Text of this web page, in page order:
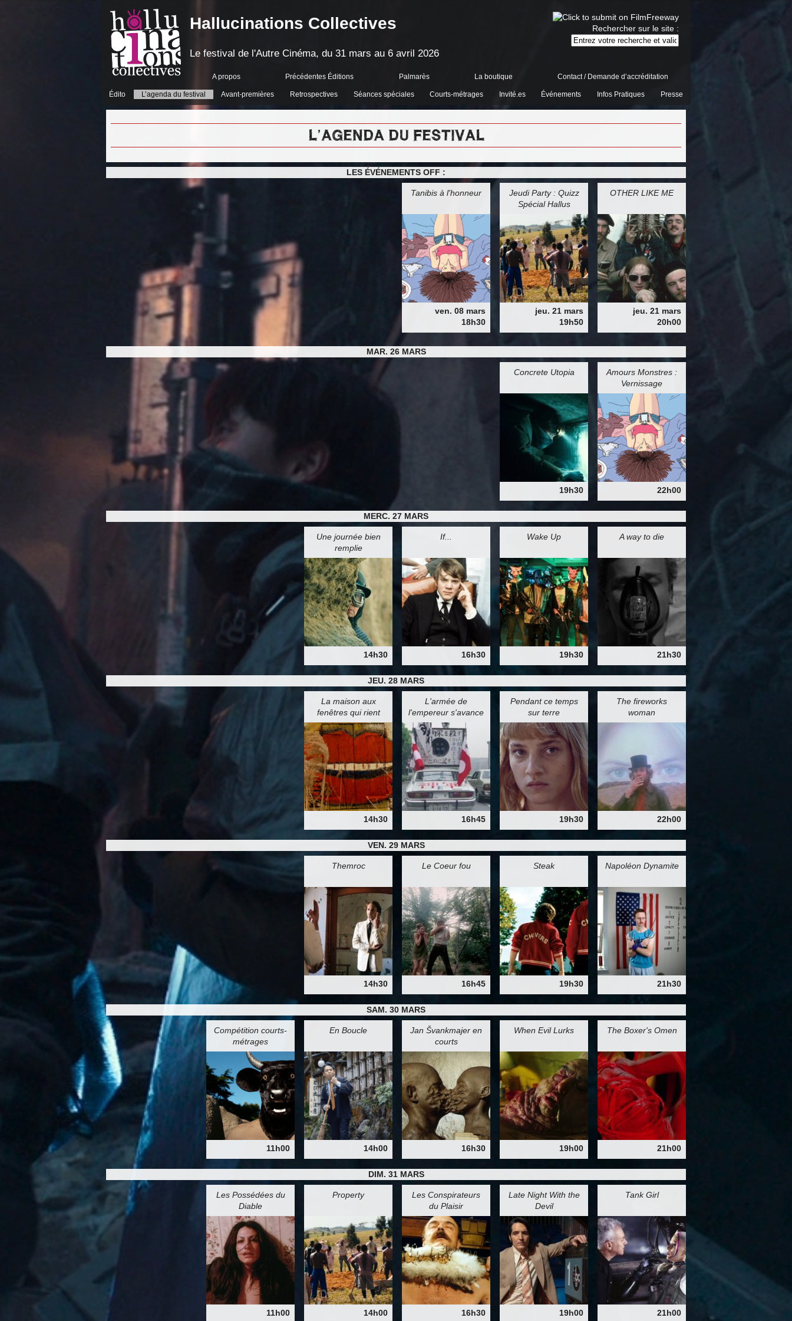
Rechercher sur le site :
Hallucinations Collectives
Le festival de l'Autre Cinéma, du 31 mars au 6 avril 2026
A propos Précédentes Éditions Palmarès La boutique Contact / Demande d’accréditation
Édito L’agenda du festival Avant-premières Retrospectives Séances spéciales Courts-métrages Invité.es Événements Infos Pratiques Presse
L’AGENDA DU FESTIVAL
LES ÉVÉNEMENTS OFF :
Tanibis à l'honneur
ven. 08 mars
18h30
Jeudi Party : Quizz
Spécial Hallus
jeu. 21 mars
19h50
OTHER LIKE ME
jeu. 21 mars
20h00
MAR. 26 MARS
Concrete Utopia
19h30
Amours Monstres :
Vernissage
22h00
MERC. 27 MARS
Une journée bien
remplie
14h30
If...
16h30
Wake Up
19h30
A way to die
21h30
JEU. 28 MARS
La maison aux
fenêtres qui rient
14h30
L'armée de
l'empereur s'avance
16h45
Pendant ce temps
sur terre
19h30
The fireworks
woman
22h00
VEN. 29 MARS
Themroc
14h30
Le Coeur fou
16h45
Steak
19h30
Napoléon Dynamite
21h30
SAM. 30 MARS
Compétition courts-
métrages
11h00
En Boucle
14h00
Jan Švankmajer en
courts
16h30
When Evil Lurks
19h00
The Boxer's Omen
21h00
DIM. 31 MARS
Les Possédées du
Diable
11h00
Property
14h00
Les Conspirateurs
du Plaisir
16h30
Late Night With the
Devil
19h00
Tank Girl
21h00